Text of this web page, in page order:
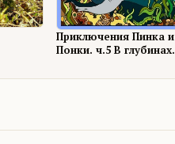
Приключения Пинка и
Понки. ч.5 В глубинах